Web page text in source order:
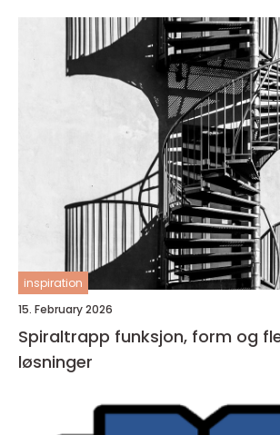
inspiration
15. February 2026
Spiraltrapp funksjon, form og fleksible
løsninger